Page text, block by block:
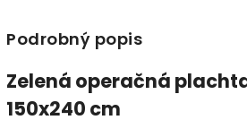
Podrobný popis
Zelená operačná
150x240 cm